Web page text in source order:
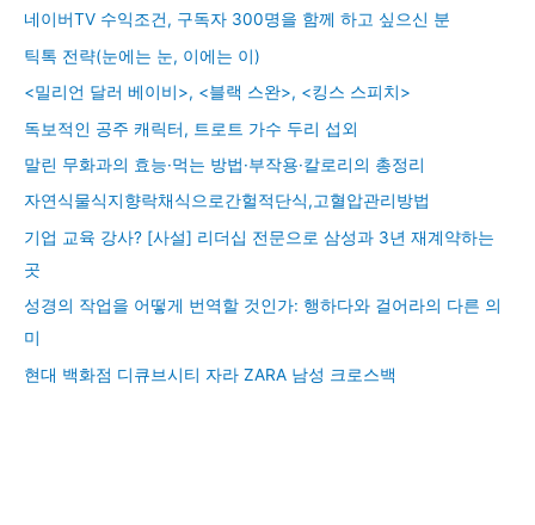
네이버TV 수익조건, 구독자 300명을 함께 하고 싶으신 분
틱톡 전략(눈에는 눈, 이에는 이)
<밀리언 달러 베이비>, <블랙 스완>, <킹스 스피치>
독보적인 공주 캐릭터, 트로트 가수 두리 섭외
말린 무화과의 효능·먹는 방법·부작용·칼로리의 총정리
자연식물식지향락채식으로간헐적단식,고혈압관리방법
기업 교육 강사? [사설] 리더십 전문으로 삼성과 3년 재계약하는
곳
성경의 작업을 어떻게 번역할 것인가: 행하다와 걸어라의 다른 의
미
현대 백화점 디큐브시티 자라 ZARA 남성 크로스백